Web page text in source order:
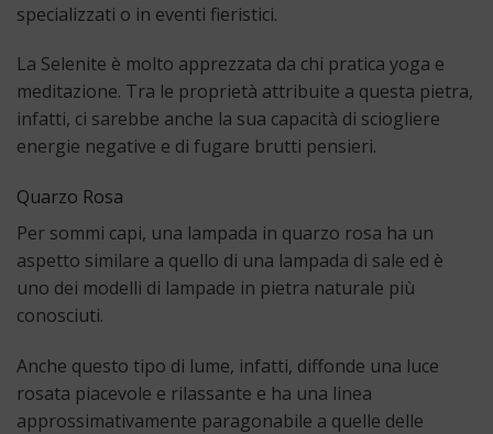
specializzati o in eventi fieristici.
La Selenite è molto apprezzata da chi pratica yoga e
meditazione. Tra le proprietà attribuite a questa pietra,
infatti, ci sarebbe anche la sua capacità di sciogliere
energie negative e di fugare brutti pensieri.
Quarzo Rosa
Per sommi capi, una lampada in quarzo rosa ha un
aspetto similare a quello di una lampada di sale ed è
uno dei modelli di lampade in pietra naturale più
conosciuti.
Anche questo tipo di lume, infatti, diffonde una luce
rosata piacevole e rilassante e ha una linea
approssimativamente paragonabile a quelle delle